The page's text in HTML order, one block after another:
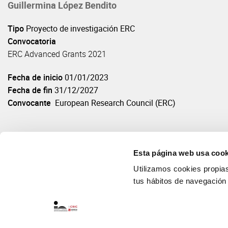
Esta página web usa
Utilizamos cookies
tus hábitos de
Guillermina López Bendito
Tipo Proyecto de investigación ERC
Convocatoria
ERC Advanced Grants 2021
Fecha de inicio 01/01/2023
Fecha de fin 31/12/2027
Convocante European Research Council (ERC)